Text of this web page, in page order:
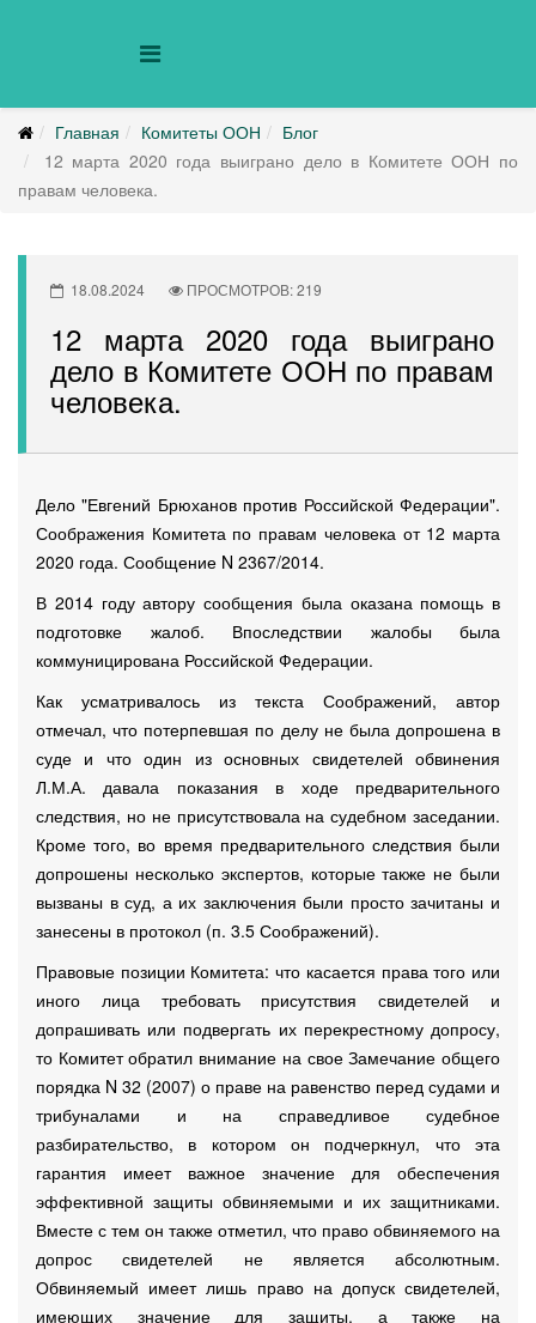
Главная Комитеты ООН
Блог
12 марта 2020 года выиграно дело в Комитете ООН по
правам человека.
18.08.2024 ПРОСМОТРОВ: 219
12 марта 2020 года выиграно
дело в Комитете ООН по правам
человека.
Дело "Евгений Брюханов против Российской Федерации".
Соображения Комитета по правам человека от 12 марта
2020 года. Сообщение N 2367/2014.
В 2014 году автору сообщения была оказана помощь в
подготовке жалоб. Впоследствии жалобы была
коммуницирована Российской Федерации.
Как усматривалось из текста Соображений, автор
отмечал, что потерпевшая по делу не была допрошена в
суде и что один из основных свидетелей обвинения
Л.М.А. давала показания в ходе предварительного
следствия, но не присутствовала на судебном заседании.
Кроме того, во время предварительного следствия были
допрошены несколько экспертов, которые также не были
вызваны в суд, а их заключения были просто зачитаны и
занесены в протокол (п. 3.5 Соображений).
Правовые позиции Комитета: что касается права того или
иного лица требовать присутствия свидетелей и
допрашивать или подвергать их перекрестному допросу,
то Комитет обратил внимание на свое Замечание общего
порядка N 32 (2007) о праве на равенство перед судами и
трибуналами и на справедливое судебное
разбирательство, в котором он подчеркнул, что эта
гарантия имеет важное значение для обеспечения
эффективной защиты обвиняемыми и их защитниками.
Вместе с тем он также отметил, что право обвиняемого на
допрос свидетелей не является абсолютным.
Обвиняемый имеет лишь право на допуск свидетелей,
имеющих значение для защиты, а также на